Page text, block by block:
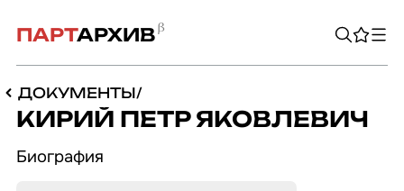
ПАРТАРХИВ
ДОКУМЕНТЫ/
КИРИЙ ПЕТР ЯКОВЛЕВИЧ
Био­гра­фия